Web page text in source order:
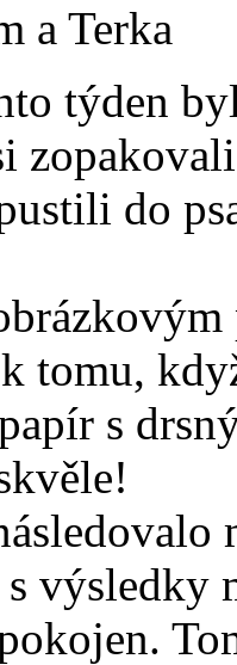
a Terka
týden
do
tomu,
s
výsledky